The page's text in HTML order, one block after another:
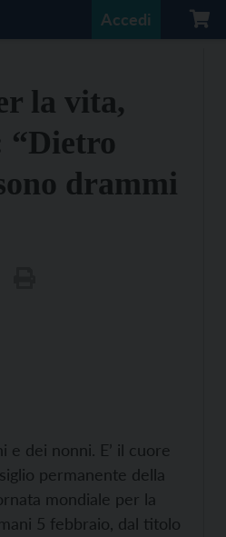
Accedi
la vita,
“Dietro
drammi
e dei nonni. E’ il cuore
permanente della
mondiale per la
5 febbraio, dal titolo